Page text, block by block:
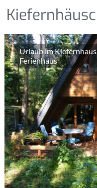
Urlaub im
Ferienhaus